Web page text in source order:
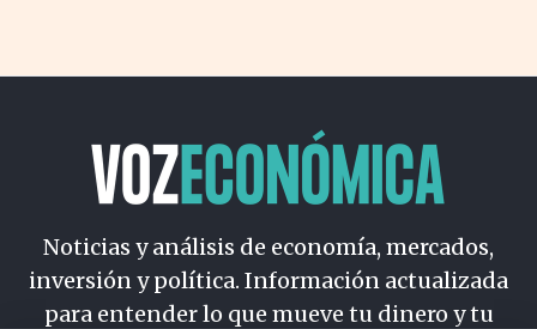
Noticias y análisis de economía, mercados,
inversión y política. Información actualizada
para entender lo que mueve tu dinero y tu